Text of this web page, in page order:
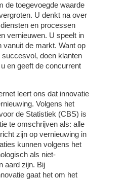
de toegevoegde waarde
U denkt na over
en processen
vernieuwen. U speelt in
vanuit de markt. Want op
succesvol, doen klanten
en geeft de concurrent
leert ons dat innovatie
Volgens het
de Statistiek (CBS) is
te omschrijven als: alle
zijn op vernieuwing in
kunnen volgens het
als niet-
aard zijn. Bij
gaat het om het